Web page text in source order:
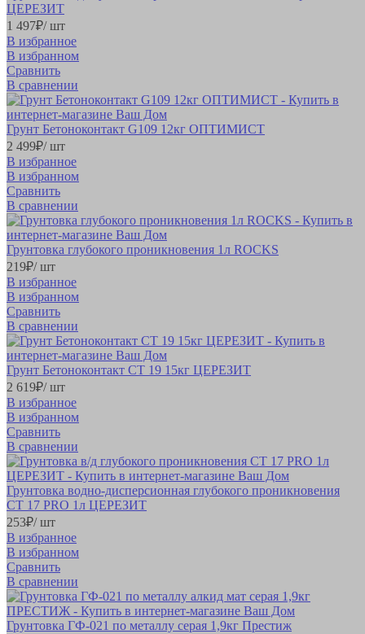
ЦЕРЕЗИТ
1 497₽/ шт
В избранное
В избранном
Сравнить
В сравнении
Грунт Бетоноконтакт G109 12кг ОПТИМИСТ
2 499₽/ шт
В избранное
В избранном
Сравнить
В сравнении
Грунтовка глубокого проникновения 1л ROCKS
219₽/ шт
В избранное
В избранном
Сравнить
В сравнении
Грунт Бетоноконтакт CT 19 15кг ЦЕРЕЗИТ
2 619₽/ шт
В избранное
В избранном
Сравнить
В сравнении
Грунтовка водно-дисперсионная глубокого проникновения
CT 17 PRO 1л ЦЕРЕЗИТ
253₽/ шт
В избранное
В избранном
Сравнить
В сравнении
Грунтовка ГФ-021 по металлу серая 1,9кг Престиж